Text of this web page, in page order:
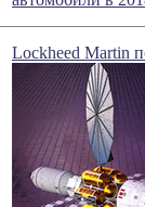
Lockheed Martin